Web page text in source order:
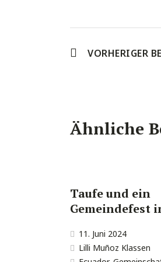
VORHERIGER
Ähnliche
Taufe und ein
Gemeindefest
11. Juni 2024
Lilli Muñoz Klassen